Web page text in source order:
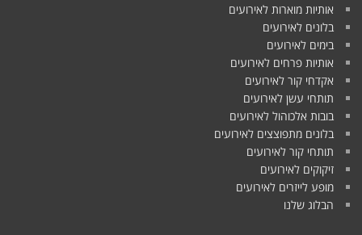
אותיות מוארות לאירועים
בלונים לאירועים
בימים לאירועים
אותיות פרחים לאירועים
אקדחי קור לאירועים
תותחי עשן לאירועים
בובות אלכוהול לאירועים
בלונים מתפוצצים לאירועים
תותחי קור לאירועים
זיקוקים לאירועים
מופע לייזרים לאירועים
הבלוג שלנו